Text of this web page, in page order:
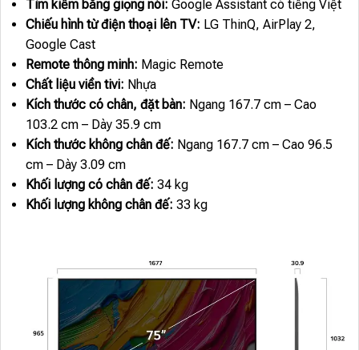
Tìm kiếm bằng giọng nói: Google Assistant có tiếng Việt
Chiếu hình từ điện thoại lên TV: LG ThinQ, AirPlay 2,
Google Cast
Remote thông minh: Magic Remote
Chất liệu viền tivi: Nhựa
Kích thước có chân, đặt bàn: Ngang 167.7 cm – Cao
103.2 cm – Dày 35.9 cm
Kích thước không chân đế: Ngang 167.7 cm – Cao 96.5
cm – Dày 3.09 cm
Khối lượng có chân đế: 34 kg
Khối lượng không chân đế: 33 kg